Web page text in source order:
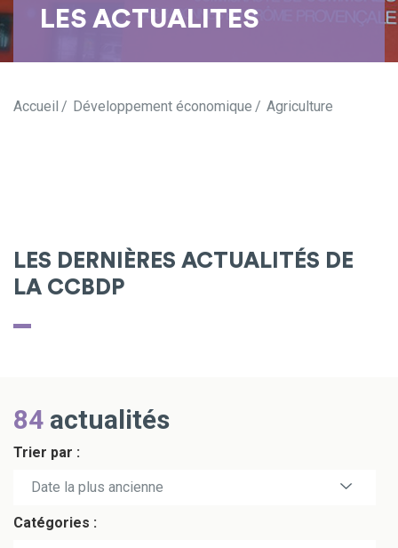
LES ACTUALITES
Accueil Développement économique Agriculture
LES DERNIÈRES ACTUALITÉS DE
LA CCBDP
84 actualités
Trier par :
Date la plus récente
Date la plus ancienne
Catégories :